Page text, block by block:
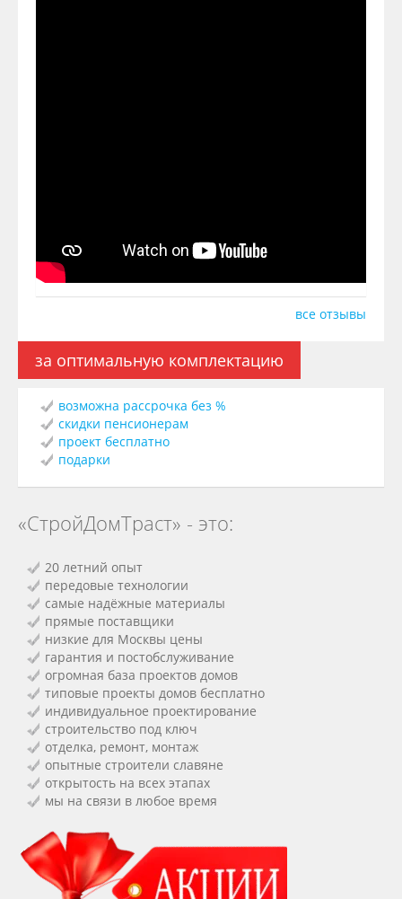
все отзывы
за оптимальную комплектацию
возможна рассрочка без %
скидки пенсионерам
проект бесплатно
подарки
«СтройДомТраст» - это:
20 летний опыт
передовые технологии
самые надёжные материалы
прямые поставщики
низкие для Москвы цены
гарантия и постобслуживание
огромная база проектов домов
типовые проекты домов бесплатно
индивидуальное проектирование
строительство под ключ
отделка, ремонт, монтаж
опытные строители славяне
открытость на всех этапах
мы на связи в любое время